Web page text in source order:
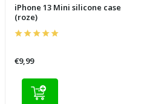
iPhone 13 Mini silicone case
(roze)
€9,99